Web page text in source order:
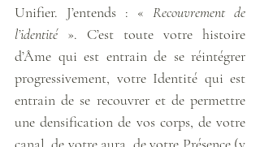
Unifier. J’entends : « Recouvrement de
l’identité ». C’est toute votre histoire
d’Âme qui est entrain de se réintégrer
progressivement, votre Identité qui est
entrain de se recouvrer et de permettre
une densification de vos corps, de votre
canal, de votre aura, de votre Présence (y